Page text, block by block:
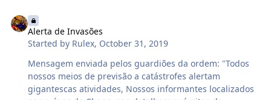
Rank do Castle War com base no seu dano, sendo assim,
para participar do sorteio é fundamental que dê dano
no evento. Os sorteados irão receber um premio de
sorteado: = 50kk's 2° Numero…
Alerta de Invasões
Started by Rulex, October 31, 2019
Mensagem enviada pelos guardiões da ordem: "Todos
nossos meios de previsão a catástrofes alertam
gigantescas atividades, Nossos informantes localizados